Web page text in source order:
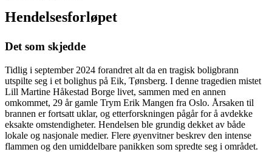
Hendelsesforløpet
Det som skjedde
Tidlig i september 2024 forandret alt da en tragisk boligbrann
utspilte seg i et bolighus på Eik, Tønsberg. I denne tragedien mistet
Lill Martine Håkestad Borge livet, sammen med en annen
omkommet, 29 år gamle Trym Erik Mangen fra Oslo. Årsaken til
brannen er fortsatt uklar, og etterforskningen pågår for å avdekke
eksakte omstendigheter. Hendelsen ble grundig dekket av både
lokale og nasjonale medier. Flere øyenvitner beskrev den intense
flammen og den umiddelbare panikken som spredte seg i området.